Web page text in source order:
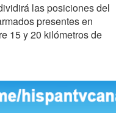
las posiciones del
presentes en
15 y 20 kilómetros de